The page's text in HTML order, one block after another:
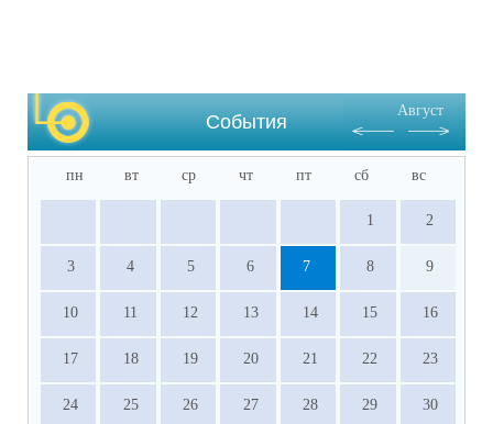
События
Август
пн вт ср чт пт сб вс
1 2
3 4 5 6 7 8 9
10 11 12 13 14 15 16
17 18 19 20 21 22 23
24 25 26 27 28 29 30